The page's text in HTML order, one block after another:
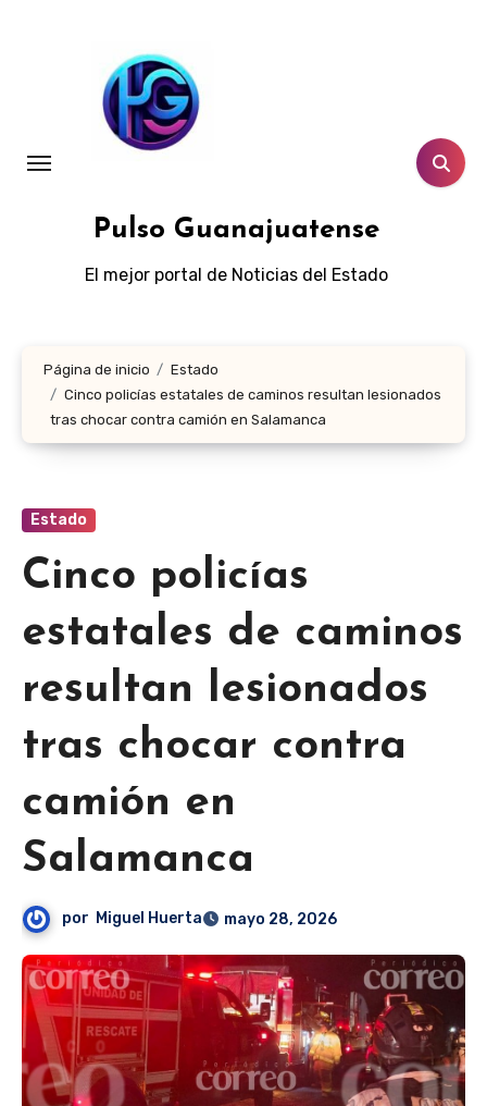
Pulso Guanajuatense
El mejor portal de Noticias del Estado
Página de inicio
Estado
Cinco policías estatales de caminos resultan lesionados
tras chocar contra camión en Salamanca
Estado
Cinco policías
estatales de caminos
resultan lesionados
tras chocar contra
camión en
Salamanca
por Miguel Huerta mayo 28, 2026